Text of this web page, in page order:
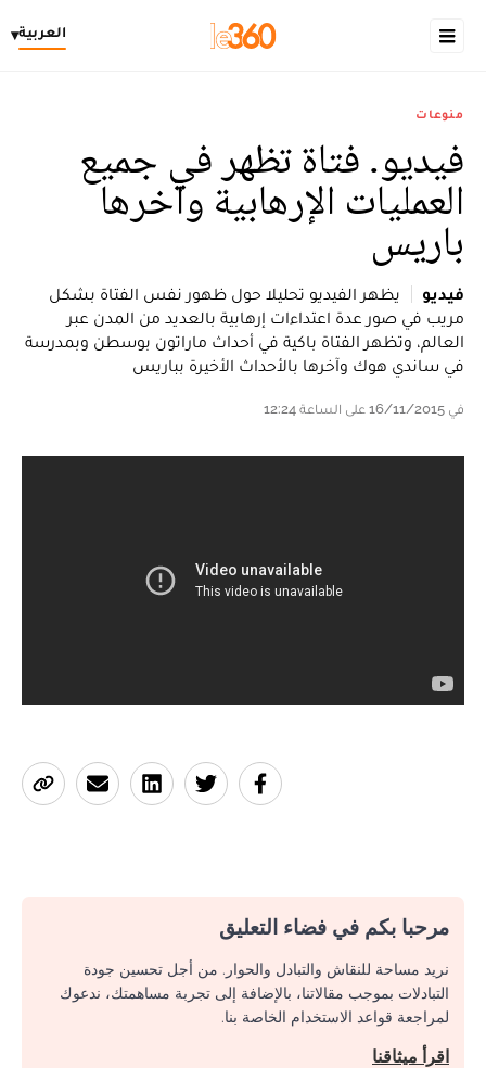
العربية▾
منوعات
فيديو. فتاة تظهر في جميع
العمليات الإرهابية وآخرها
باريس
فيديو
يظهر الفيديو تحليلا حول ظهور نفس الفتاة بشكل
مريب في صور عدة اعتداءات إرهابية بالعديد من المدن عبر
العالم، وتظهر الفتاة باكية في أحداث ماراتون بوسطن وبمدرسة
في ساندي هوك وآخرها بالأحداث الأخيرة بباريس
في 16/11/2015 على الساعة 12:24
مرحبا بكم في فضاء التعليق
نريد مساحة للنقاش والتبادل والحوار. من أجل تحسين جودة
التبادلات بموجب مقالاتنا، بالإضافة إلى تجربة مساهمتك، ندعوك
لمراجعة قواعد الاستخدام الخاصة بنا.
اقرأ ميثاقنا